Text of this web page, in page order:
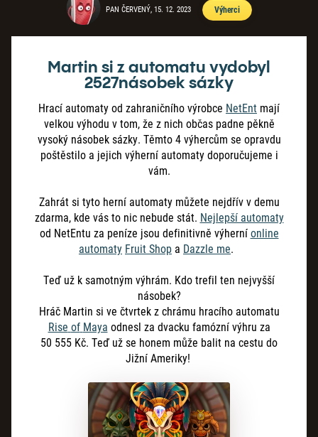
PAN ČERVENÝ, 15. 12. 2023 Výherci
Martin si z automatu vydobyl
2527násobek sázky
Hrací automaty od zahraničního výrobce NetEnt mají
velkou výhodu v tom, že z nich občas padne pěkně
vysoký násobek sázky. Těmto 4 výhercům se opravdu
poštěstilo a jejich výherní automaty doporučujeme i
vám.
Zahrát si tyto herní automaty můžete nejdřív v demu
zdarma, kde vás to nic nebude stát. Nejlepší automaty
od NetEntu za peníze jsou definitivně výherní online
automaty Fruit Shop a Dazzle me.
Teď už k samotným výhrám. Kdo trefil ten nejvyšší
násobek?
Hráč Martin si ve čtvrtek z chrámu hracího automatu
Rise of Maya odnesl za dvacku famózní výhru za
50 555 Kč. Teď už se honem může balit na cestu do
Jižní Ameriky!